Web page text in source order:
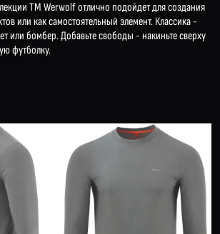
ТМ Werwolf отлично подойдет для создания
или как самостоятельный элемент. Классика -
или бомбер. Добавьте свободы - накиньте сверху
футболку.